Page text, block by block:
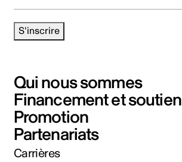
S'inscrire
Qui nous sommes
Financement et soutien
Promotion
Partenariats
Carrières